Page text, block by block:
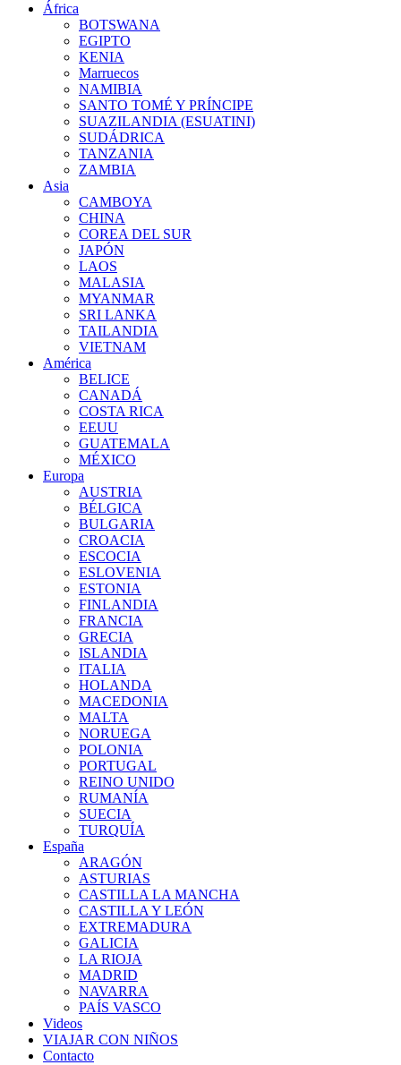
África
BOTSWANA
EGIPTO
KENIA
Marruecos
NAMIBIA
SANTO TOMÉ Y PRÍNCIPE
SUAZILANDIA (ESUATINI)
SUDÁDRICA
TANZANIA
ZAMBIA
Asia
CAMBOYA
CHINA
COREA DEL SUR
JAPÓN
LAOS
MALASIA
MYANMAR
SRI LANKA
TAILANDIA
VIETNAM
América
BELICE
CANADÁ
COSTA RICA
EEUU
GUATEMALA
MÉXICO
Europa
AUSTRIA
BÉLGICA
BULGARIA
CROACIA
ESCOCIA
ESLOVENIA
ESTONIA
FINLANDIA
FRANCIA
GRECIA
ISLANDIA
ITALIA
HOLANDA
MACEDONIA
MALTA
NORUEGA
POLONIA
PORTUGAL
REINO UNIDO
RUMANÍA
SUECIA
TURQUÍA
España
ARAGÓN
ASTURIAS
CASTILLA LA MANCHA
CASTILLA Y LEÓN
EXTREMADURA
GALICIA
LA RIOJA
MADRID
NAVARRA
PAÍS VASCO
Videos
VIAJAR CON NIÑOS
Contacto